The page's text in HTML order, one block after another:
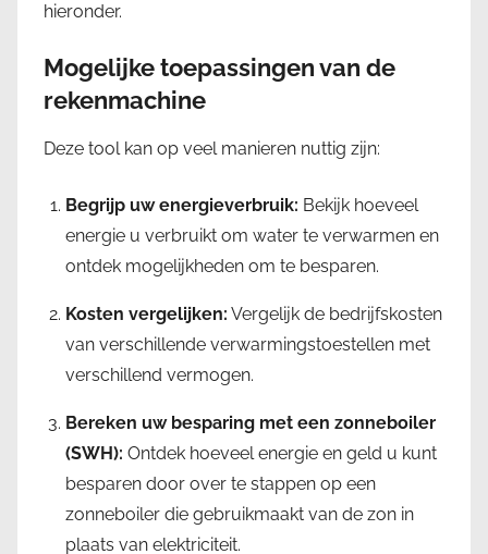
hieronder.
Mogelijke toepassingen van de
rekenmachine
Deze tool kan op veel manieren nuttig zijn:
Begrijp uw energieverbruik: Bekijk hoeveel
energie u verbruikt om water te verwarmen en
ontdek mogelijkheden om te besparen.
Kosten vergelijken: Vergelijk de bedrijfskosten
van verschillende verwarmingstoestellen met
verschillend vermogen.
Bereken uw besparing met een zonneboiler
(SWH): Ontdek hoeveel energie en geld u kunt
besparen door over te stappen op een
zonneboiler die gebruikmaakt van de zon in
plaats van elektriciteit.